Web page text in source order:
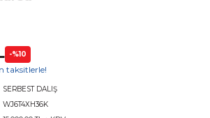
-%10
taksitlerle!
SERBEST DALIŞ
WJ6T4XH36K